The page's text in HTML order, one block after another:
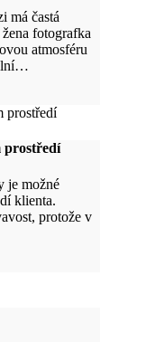
má častá
fotografka
atmosféru
prostředí
je možné
klienta.
protože v